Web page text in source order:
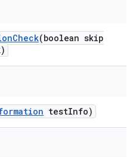
Check(boolean skip
testInfo)